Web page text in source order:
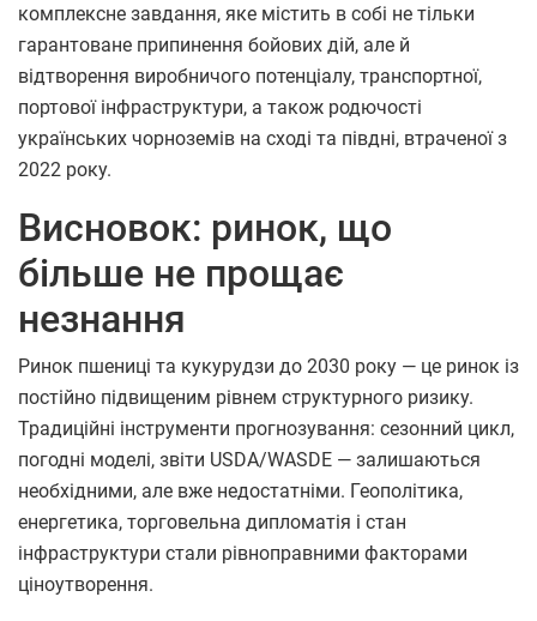
комплексне завдання, яке містить в собі не тільки
гарантоване припинення бойових дій, але й
відтворення виробничого потенціалу, транспортної,
портової інфраструктури, а також родючості
українських чорноземів на сході та півдні, втраченої з
2022 року.
Висновок: ринок, що
більше не прощає
незнання
Ринок пшениці та кукурудзи до 2030 року — це ринок із
постійно підвищеним рівнем структурного ризику.
Традиційні інструменти прогнозування: сезонний цикл,
погодні моделі, звіти USDA/WASDE — залишаються
необхідними, але вже недостатніми. Геополітика,
енергетика, торговельна дипломатія і стан
інфраструктури стали рівноправними факторами
ціноутворення.